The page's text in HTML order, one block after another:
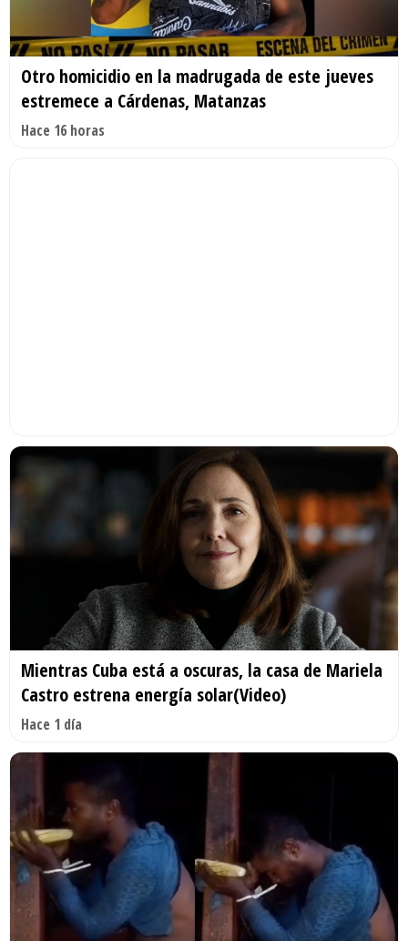
Otro homicidio en la madrugada de este jueves
estremece a Cárdenas, Matanzas
Hace 16 horas
Mientras Cuba está a oscuras, la casa de Mariela
Castro estrena energía solar(Video)
Hace 1 día